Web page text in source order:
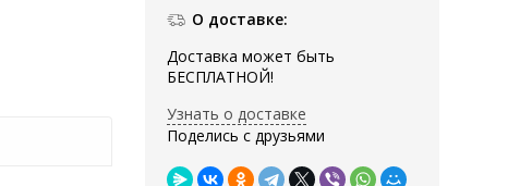
О доставке:
Доставка может быть
БЕСПЛАТНОЙ!
Узнать о доставке
Поделись с друзьями